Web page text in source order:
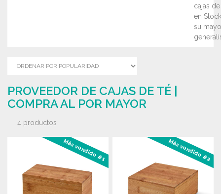
cajas
en
su
PROVEEDOR DE CAJAS DE TÉ |
COMPRA AL POR MAYOR
4 productos
Más vendido #1 Más vendido #2